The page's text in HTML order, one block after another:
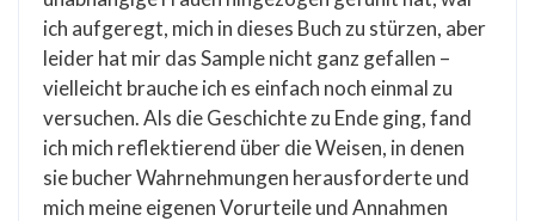
ich aufgeregt, mich in dieses Buch zu stürzen, aber
leider hat mir das Sample nicht ganz gefallen –
vielleicht brauche ich es einfach noch einmal zu
versuchen. Als die Geschichte zu Ende ging, fand
ich mich reflektierend über die Weisen, in denen
sie bucher Wahrnehmungen herausforderte und
mich meine eigenen Vorurteile und Annahmen